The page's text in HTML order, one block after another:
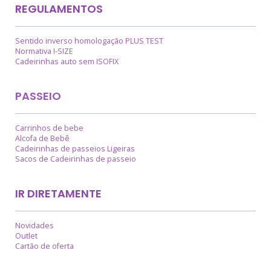
REGULAMENTOS
Sentido inverso homologação PLUS TEST
Normativa I-SIZE
Cadeirinhas auto sem ISOFIX
PASSEIO
Carrinhos de bebe
Alcofa de Bebê
Cadeirinhas de passeios Ligeiras
Sacos de Cadeirinhas de passeio
IR DIRETAMENTE
Novidades
Outlet
Cartão de oferta